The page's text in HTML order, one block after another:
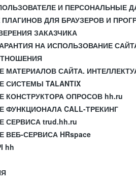
И ПЕРСОНАЛЬНЫЕ
ПЛАГИНОВ ДЛЯ БРАУЗЕРОВ И
ЗАКАЗЧИКА
НА ИСПОЛЬЗОВАНИЕ
МАТЕРИАЛОВ САЙТА.
СИСТЕМЫ TALANTIX
КОНСТРУКТОРА ОПРОСОВ hh.ru
ФУНКЦИОНАЛА CALL-ТРЕКИНГ
СЕРВИСА trud.hh.ru
ВЕБ-СЕРВИСА HRspace
hh